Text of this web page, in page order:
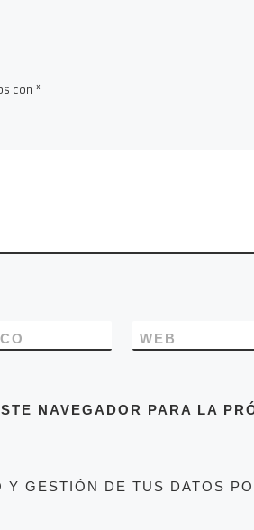
con *
WEB
NAVEGADOR PARA LA
Y GESTIÓN DE TUS DATOS